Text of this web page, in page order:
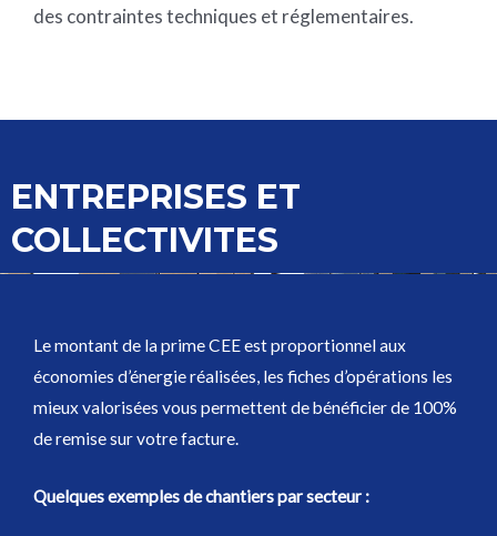
des contraintes techniques et réglementaires.
ENTREPRISES ET
COLLECTIVITES
Le montant de la prime CEE est proportionnel aux
économies d’énergie réalisées, les fiches d’opérations les
mieux valorisées vous permettent de bénéficier de 100%
de remise sur votre facture.
Quelques exemples de chantiers par secteur :